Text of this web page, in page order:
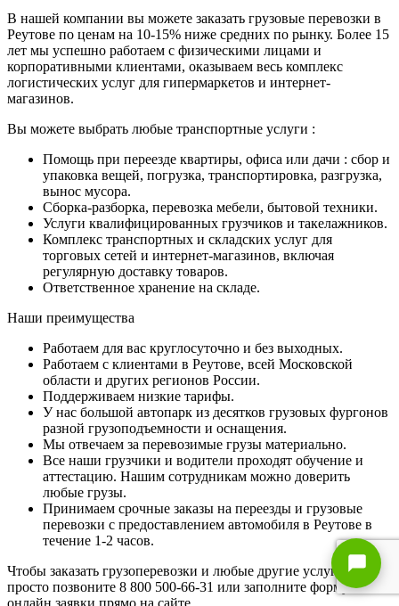
В нашей компании вы можете заказать грузовые перевозки в
Реутове по ценам на 10-15% ниже средних по рынку. Более 15
лет мы успешно работаем с физическими лицами и
корпоративными клиентами, оказываем весь комплекс
логистических услуг для гипермаркетов и интернет-
магазинов.
Вы можете выбрать любые транспортные услуги :
Помощь при переезде квартиры, офиса или дачи : сбор и
упаковка вещей, погрузка, транспортировка, разгрузка,
вынос мусора.
Сборка-разборка, перевозка мебели, бытовой техники.
Услуги квалифицированных грузчиков и такелажников.
Комплекс транспортных и складских услуг для
торговых сетей и интернет-магазинов, включая
регулярную доставку товаров.
Ответственное хранение на складе.
Наши преимущества
Работаем для вас круглосуточно и без выходных.
Работаем с клиентами в Реутове, всей Московской
области и других регионов России.
Поддерживаем низкие тарифы.
У нас большой автопарк из десятков грузовых фургонов
разной грузоподъемности и оснащения.
Мы отвечаем за перевозимые грузы материально.
Все наши грузчики и водители проходят обучение и
аттестацию. Нашим сотрудникам можно доверить
любые грузы.
Принимаем срочные заказы на переезды и грузовые
перевозки с предоставлением автомобиля в Реутове в
течение 1-2 часов.
Чтобы заказать грузоперевозки и любые другие услуги,
просто позвоните 8 800 500-66-31 или заполните форму